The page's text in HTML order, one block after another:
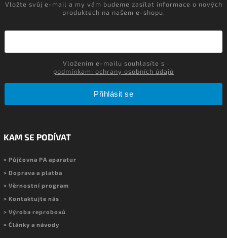
Vložte svůj e-mail a my vám budeme zasílat informace o nových
produktech na našem e-shopu.
podmínkami ochrany osobních údajů
Přihlásit se
KAM SE PODÍVAT
> Půjčovna PA aparatur
> Doprava a platba
> Věrnostní program
> Kontaktujte nás
> Výroba reproboxů
> Články a návody